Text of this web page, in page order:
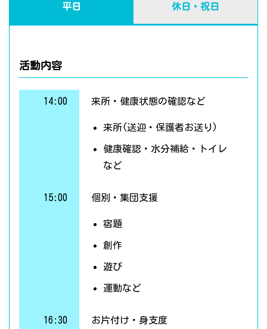
平日 休日・祝日
活動内容
14:00 来所・健康状態の確認など
来所(送迎・保護者お送り)
健康確認・水分補給・トイレ
など
15:00 個別・集団支援
宿題
創作
遊び
運動など
16:30 お片付け・身支度